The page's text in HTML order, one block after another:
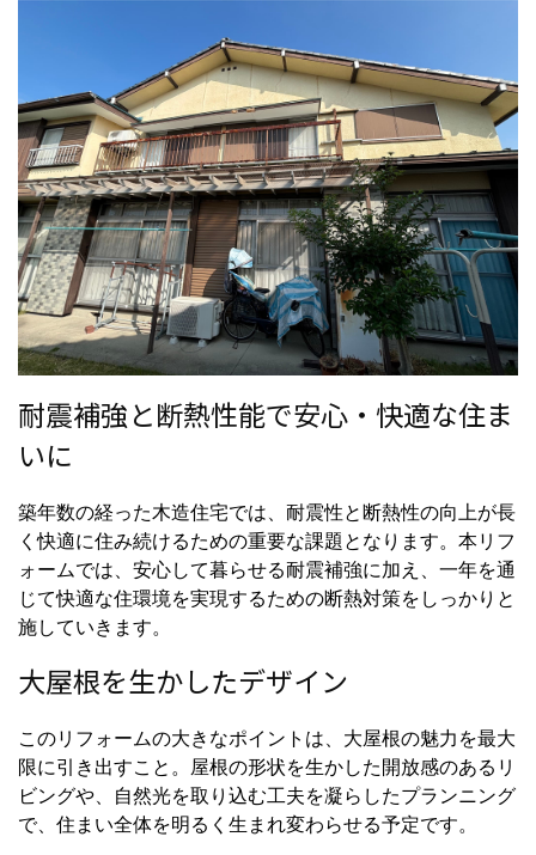
耐震補強と断熱性能で安心・快適な住ま
いに
築年数の経った木造住宅では、耐震性と断熱性の向上が長
く快適に住み続けるための重要な課題となります。本リフ
ォームでは、安心して暮らせる耐震補強に加え、一年を通
じて快適な住環境を実現するための断熱対策をしっかりと
施していきます。
大屋根を生かしたデザイン
このリフォームの大きなポイントは、大屋根の魅力を最大
限に引き出すこと。屋根の形状を生かした開放感のあるリ
ビングや、自然光を取り込む工夫を凝らしたプランニング
で、住まい全体を明るく生まれ変わらせる予定です。